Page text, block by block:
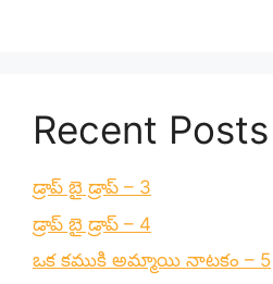
Recent Posts
డ్రాప్ బై డ్రాప్ – 3
డ్రాప్ బై డ్రాప్ – 4
ఒక కముకి అమ్మాయి నాటకం – 5